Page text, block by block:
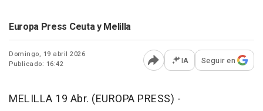
Europa Press Ceuta y Melilla
Domingo, 19 abril 2026
Publicado: 16:42
Abrir opciones para
IA Seguir en
MELILLA 19 Abr. (EUROPA PRESS) -